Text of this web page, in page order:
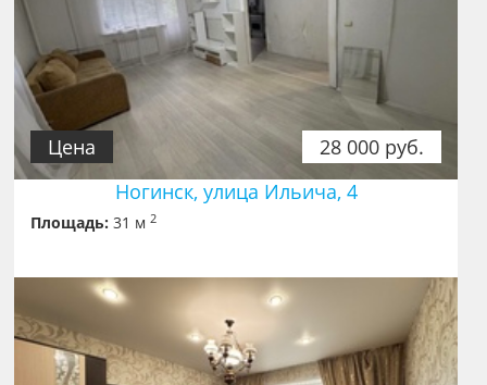
28 000 руб.
Цена
Ногинск, улица Ильича, 4
Площадь: 31 м2